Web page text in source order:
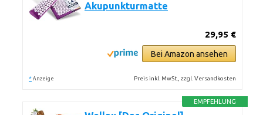
Akupunkturmatte
29,95 €
Bei Amazon ansehen
* Anzeige Preis inkl. MwSt., zzgl. Versandkosten
EMPFEHLUNG